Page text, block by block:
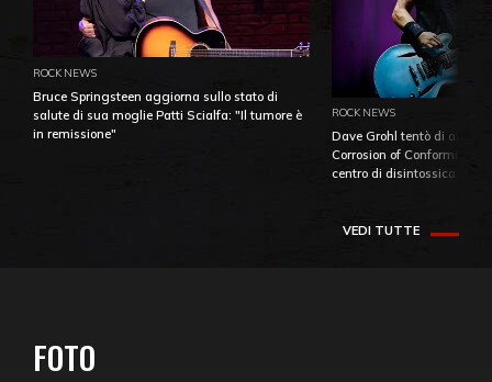
ROCK NEWS
Bruce Springsteen aggiorna sullo stato di
salute di sua moglie Patti Scialfa: "Il tumore è
in remissione"
ROCK NEWS
Dave Grohl tentò di
Corrosion of Conformity
centro di
VEDI TUTTE
FOTO